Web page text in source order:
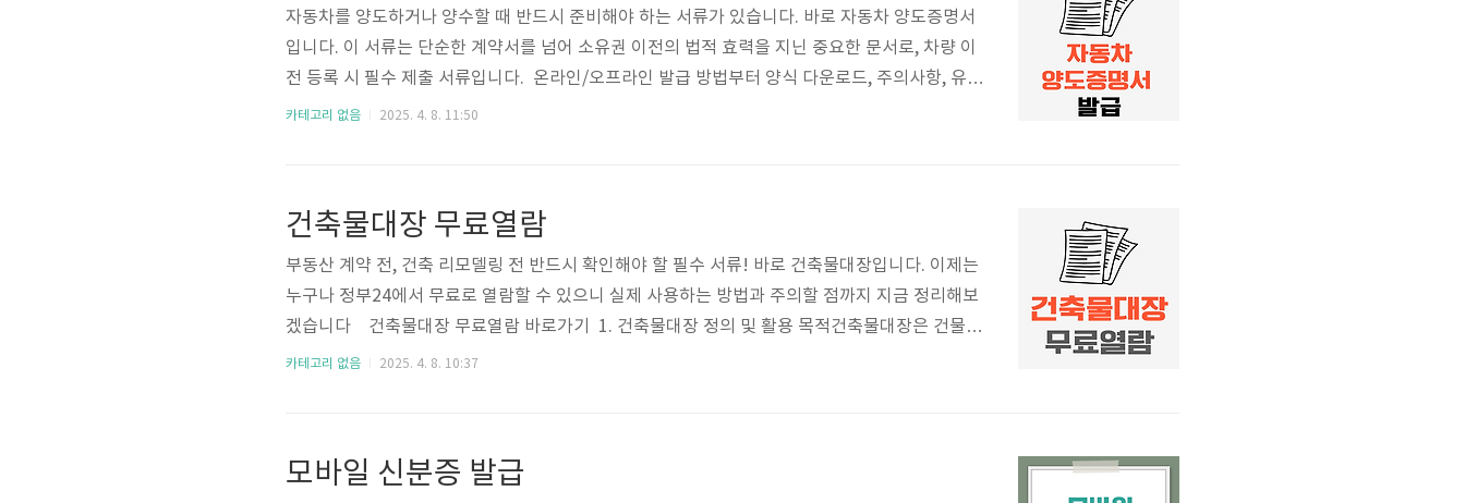
자동차를 양도하거나 양수할 때 반드시 준비해야 하는 서류가 있습니다. 바로 자동차 양도증명서
입니다. 이 서류는 단순한 계약서를 넘어 소유권 이전의 법적 효력을 지닌 중요한 문서로, 차량 이
전 등록 시 필수 제출 서류입니다. 온라인/오프라인 발급 방법부터 양식 다운로드, 주의사항, 유의
점까지 한 번에 정리해드릴게요! 자동차양도증명서 발급 1. 자동차 양도증명서 발급 방법자동차
작성부터 제출까지 한 번에 가능합니다. 사이트 접속..
카테고리 없음 2025. 4. 8. 11:50
건축물대장 무료열람
부동산 계약 전, 건축 리모델링 전 반드시 확인해야 할 필수 서류! 바로 건축물대장입니다. 이제는
누구나 정부24에서 무료로 열람할 수 있으니 실제 사용하는 방법과 주의할 점까지 지금 정리해보
겠습니다 건축물대장 무료열람 바로가기 1. 건축물대장 정의 및 활용 목적건축물대장은 건물에
대한 법적 정보를 기록한 공식 문서입니다. 부동산 거래, 세금 신고, 리모델링 등 실무에 꼭 필요한
이전에는 주민센터나..
카테고리 없음 2025. 4. 8. 10:37
모바일 신분증 발급